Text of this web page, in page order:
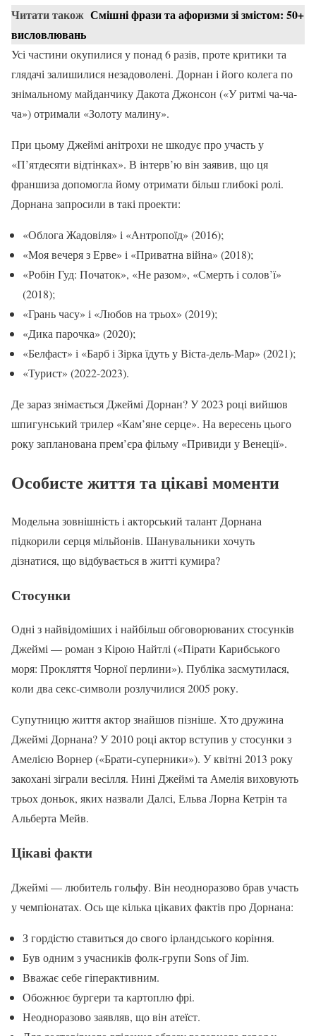
Читати також Смішні фрази та афоризми зі змістом: 50+
висловлювань
Усі частини окупилися у понад 6 разів, проте критики та
глядачі залишилися незадоволені. Дорнан і його колега по
знімальному майданчику Дакота Джонсон («У ритмі ча-ча-
ча») отримали «Золоту малину».
При цьому Джеймі анітрохи не шкодує про участь у
«П’ятдесяти відтінках». В інтерв’ю він заявив, що ця
франшиза допомогла йому отримати більш глибокі ролі.
Дорнана запросили в такі проекти:
«Облога Жадовіля» і «Антропоїд» (2016);
«Моя вечеря з Ерве» і «Приватна війна» (2018);
«Робін Гуд: Початок», «Не разом», «Смерть і солов’ї»
(2018);
«Грань часу» і «Любов на трьох» (2019);
«Дика парочка» (2020);
«Белфаст» і «Барб і Зірка їдуть у Віста-дель-Мар» (2021);
«Турист» (2022-2023).
Де зараз знімається Джеймі Дорнан? У 2023 році вийшов
шпигунський трилер «Кам’яне серце». На вересень цього
року запланована прем’єра фільму «Привиди у Венеції».
Особисте життя та цікаві моменти
Модельна зовнішність і акторський талант Дорнана
підкорили серця мільйонів. Шанувальники хочуть
дізнатися, що відбувається в житті кумира?
Стосунки
Одні з найвідоміших і найбільш обговорюваних стосунків
Джеймі — роман з Кірою Найтлі («Пірати Карибського
моря: Прокляття Чорної перлини»). Публіка засмутилася,
коли два секс-символи розлучилися 2005 року.
Супутницю життя актор знайшов пізніше. Хто дружина
Джеймі Дорнана? У 2010 році актор вступив у стосунки з
Амелією Ворнер («Брати-суперники»). У квітні 2013 року
закохані зіграли весілля. Нині Джеймі та Амелія виховують
трьох доньок, яких назвали Далсі, Ельва Лорна Кетрін та
Альберта Мейв.
Цікаві факти
Джеймі — любитель гольфу. Він неодноразово брав участь
у чемпіонатах. Ось ще кілька цікавих фактів про Дорнана:
З гордістю ставиться до свого ірландського коріння.
Був одним з учасників фолк-групи Sons of Jim.
Вважає себе гіперактивним.
Обожнює бургери та картоплю фрі.
Неодноразово заявляв, що він атеїст.